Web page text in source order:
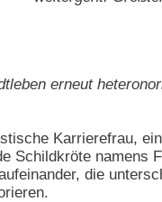
erneut
Karrierefrau,
Schildkröte namens
die